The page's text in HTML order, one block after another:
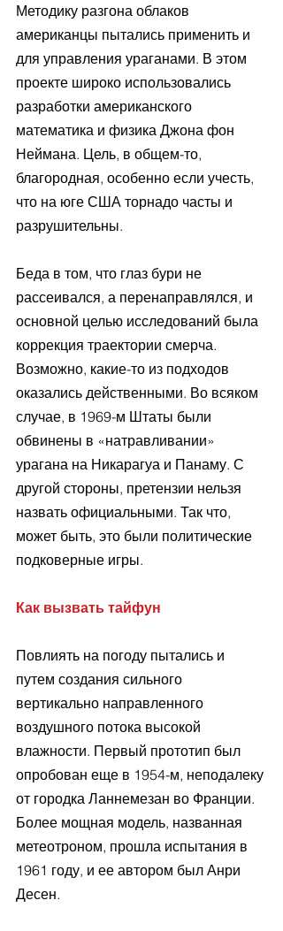
Методику разгона облаков
американцы пытались применить и
для управления ураганами. В этом
проекте широко использовались
разработки американского
математика и физика Джона фон
Неймана. Цель, в общем-то,
благородная, особенно если учесть,
что на юге США торнадо часты и
разрушительны.
Беда в том, что глаз бури не
рассеивался, а перенаправлялся, и
основной целью исследований была
коррекция траектории смерча.
Возможно, какие-то из подходов
оказались действенными. Во всяком
случае, в 1969-м Штаты были
обвинены в «натравливании»
урагана на Никарагуа и Панаму. С
другой стороны, претензии нельзя
назвать официальными. Так что,
может быть, это были политические
подковерные игры.
Как вызвать тайфун
Повлиять на погоду пытались и
путем создания сильного
вертикально направленного
воздушного потока высокой
влажности. Первый прототип был
опробован еще в 1954-м, неподалеку
от городка Ланнемезан во Франции.
Более мощная модель, названная
метеотроном, прошла испытания в
1961 году, и ее автором был Анри
Десен.